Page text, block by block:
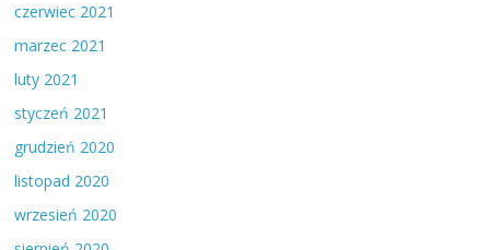
czerwiec 2021
marzec 2021
luty 2021
styczeń 2021
grudzień 2020
listopad 2020
wrzesień 2020